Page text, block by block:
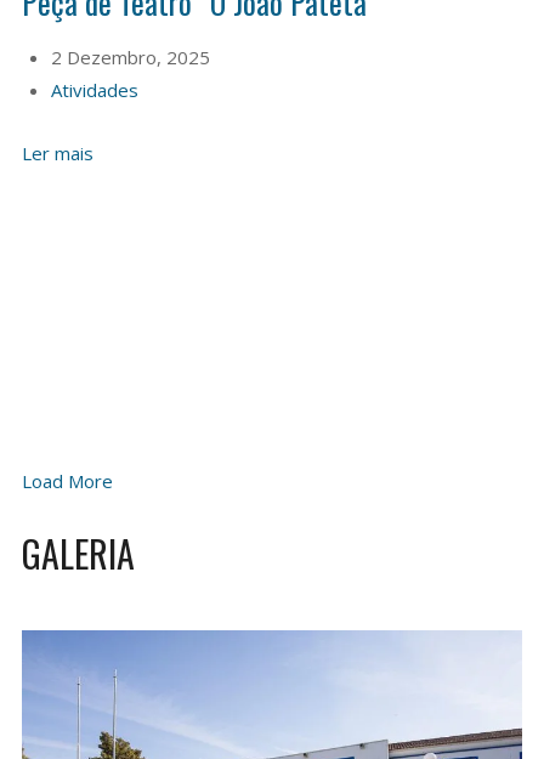
2 Dezembro, 2025
Atividades
Ler mais
Load More
GALERIA